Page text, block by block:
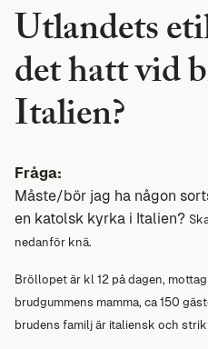
Utlandets
det hatt vid
Italien?
Fråga:
Måste/bör jag ha någon
en katolsk kyrka i Italien?
nedanför knä.
Bröllopet är kl 12 på dagen,
brudgummens mamma, ca 150
brudens familj är italiensk och